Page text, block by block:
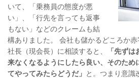
いて、「乗務員の態度が悪
い」、「行先を言っても返事
もない」などのクレームも結
構ありました。 会社も儲かるどころか
社長（現会長）に相談すると、
「先ず
来なくなるようにしたら良い、そのため
てやってみたらどうだ」 と。つまり意識